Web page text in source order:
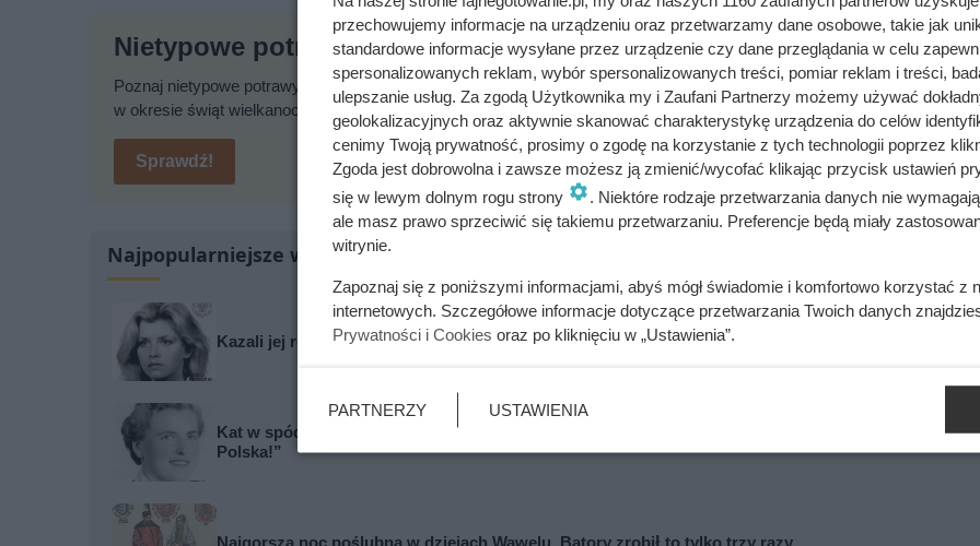
Nietypowe potrawy wielkanocne
Poznaj nietypowe potrawy wielkanocne z Polski i świata! Czy słyszałeś o nich? Dowiedz się jakie dziwne potrawy jedzą
w okresie świąt wielkanocnych.
Sprawdź!
Najpopularniejsze w tej chwili
Kazali jej rozbierać się w niemal każdym filmie. Przekleństwo polskiej seksbomby lat 80.
Kat w spódnicy. Najokrutniejsza nadzorczyni Auschwitz przed egzekucją wykrzyknęła „Niech żyje
Polska!”
przechowujemy informacje na urządzeniu oraz przetwarzamy dane osobowe, takie jak
standardowe informacje wysyłane przez urządzenie czy dane przeglądania w celu
spersonalizowanych reklam, wybór spersonalizowanych treści, pomiar reklam i treści,
ulepszanie usług. Za zgodą Użytkownika my i Zaufani Partnerzy możemy używać
geolokalizacyjnych oraz aktywnie skanować charakterystykę urządzenia do celów
cenimy Twoją prywatność, prosimy o zgodę na korzystanie z tych technologii poprzez
Zgoda jest dobrowolna i zawsze możesz ją zmienić/wycofać klikając przycisk ustawień
się w lewym dolnym rogu strony
. Niektóre rodzaje przetwarzania danych nie
ale masz prawo sprzeciwić się takiemu przetwarzaniu. Preferencje będą miały
witrynie.
Zapoznaj się z poniższymi informacjami, abyś mógł świadomie i komfortowo korzystać z
internetowych. Szczegółowe informacje dotyczące przetwarzania Twoich danych
Prywatności i Cookies oraz po kliknięciu w „Ustawienia”.
PARTNERZY USTAWIENIA